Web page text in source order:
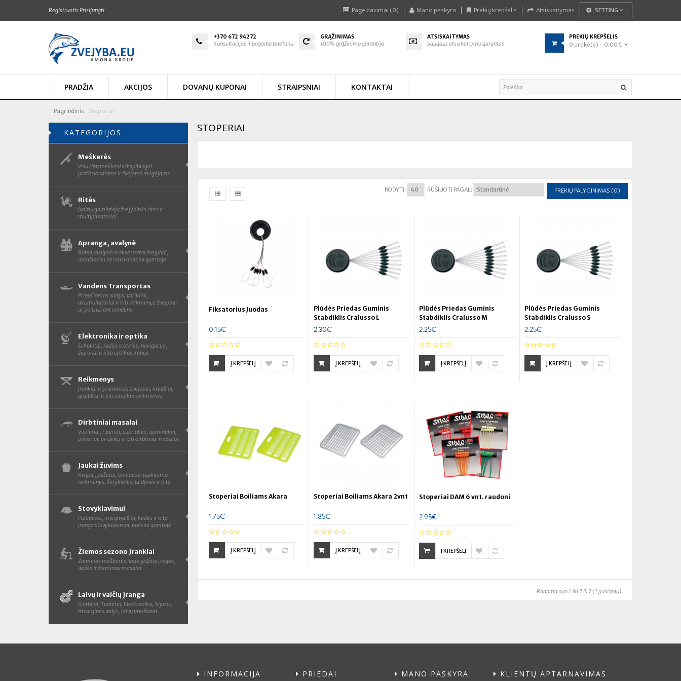
RegistruotisPrisijungti Pageidavimai (0) Mano paskyra Prekių krepšelis Atsiskaitymas SETTING
+370 672 94272
Konsultacijos ir pagalba telefonu
GRĄŽINIMAS
100% grąžinimo garantija
ATSISKAITYMAS
Saugaus atsiskaitymo garantas
PREKIŲ KREPŠELIS
0 prekė(s) - 0.00€
PRADŽIA AKCIJOS DOVANŲ KUPONAI STRAIPSNIAI KONTAKTAI
Pagrindinis Stoperiai
KATEGORIJOS
Meškerės
Visų tipų meškerės ir spiningai
profesionalams ir žvejams mėgėjams
Ritės
Įvairių gamintojų žvejybinės rites ir
multiplikatoriai
Apranga, avalynė
Rūbai,avalynė ir aksesuarai žvejybai,
medžioklei bei laisvalaikiui gamtoje
Vandens Transportas
Pripučiamos valtys, varikliai,
akumuliatoriai ir kiti reikmenys žvejybai
ar poilsiui ant vandens
Elektronika ir optika
Echolotai, radijo stotelės, navigacija,
žiūronai ir kita optikos įranga
Reikmenys
Įrankiai ir priemonės žvejybai, krepšiai,
graibštai ir kiti smulkūs reikmenys
Dirbtiniai masalai
Vobleriai, riperiai, sukriukės, guminukai,
pilkeriai, avižėlės ir kiti dirbtiniai masalai
Jaukai žuvims
Kvapai, pašarai, boiliai bei jaukinimo
reikmenys, šeryklėlės, laidynės ir kita
Stovyklavimui
Palapinės, miegmaišiai, kėdės ir kita
įranga stovyklavimui, poilsiui gamtoje
Žiemos sezono įrankiai
Žieminės meškerės, ledo grąžtai, rogės,
dėžės ir žieminiai masalai
Laivų ir valčių įranga
Siurbliai, Tualetai, Elektronika, Alyvos,
Atsarginės dalys, laivų priežiūrai..
STOPERIAI
PREKIŲ PALYGINIMAS (0)
RŪŠIUOTI PAGAL:
RODYTI:
Fiksatorius Juodas
0.15€
Į KREPŠELĮ
Plūdės Priedas Guminis
Stabdiklis Cralusso L
2.30€
Į KREPŠELĮ
Plūdės Priedas Guminis
Stabdiklis Cralusso M
2.25€
Į KREPŠELĮ
Plūdės Priedas Guminis
Stabdiklis Cralusso S
2.25€
Į KREPŠELĮ
Stoperiai Boiliams Akara
1.75€
Į KREPŠELĮ
Stoperiai Boiliams Akara 2vnt
1.85€
Į KREPŠELĮ
Stoperiai DAM 6 vnt. raudoni
2.95€
Į KREPŠELĮ
Rodoma nuo 1 iki 7 iš 7 (1 puslapių)
INFORMACIJA PRIEDAI MANO PASKYRA KLIENTŲ APTARNAVIMAS